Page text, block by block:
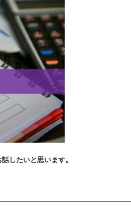
したいと思います。